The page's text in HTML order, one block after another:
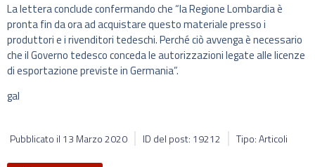
La lettera conclude confermando che “la Regione Lombardia è
pronta fin da ora ad acquistare questo materiale presso i
produttori e i rivenditori tedeschi. Perché ciò avvenga è necessario
che il Governo tedesco conceda le autorizzazioni legate alle licenze
di esportazione previste in Germania”.
gal
Pubblicato il 13 Marzo 2020 ID del post: 19212 Tipo: Articoli